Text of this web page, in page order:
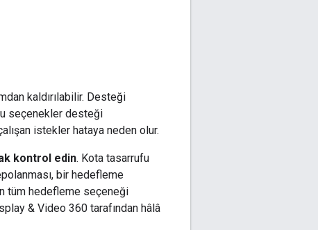
kaldırılabilir. Desteği
seçenekler desteği
istekler hataya neden olur.
kontrol edin. Kota tasarrufu
bir hedefleme
tüm hedefleme seçeneği
& Video 360 tarafından hâlâ